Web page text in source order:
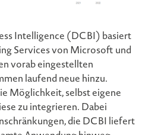
Intelligence (DCBI) basiert
Services von Microsoft und
vorab eingestellten
laufend neue hinzu.
Möglichkeit, selbst eigene
zu integrieren. Dabei
die DCBI liefert